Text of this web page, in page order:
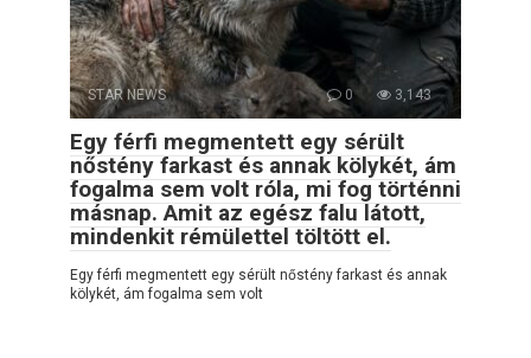
STAR NEWS 0 3,143
Egy férfi megmentett egy sérült
nőstény farkast és annak kölykét, ám
fogalma sem volt róla, mi fog történni
másnap. Amit az egész falu látott,
mindenkit rémülettel töltött el.
Egy férfi megmentett egy sérült nőstény farkast és annak
kölykét, ám fogalma sem volt